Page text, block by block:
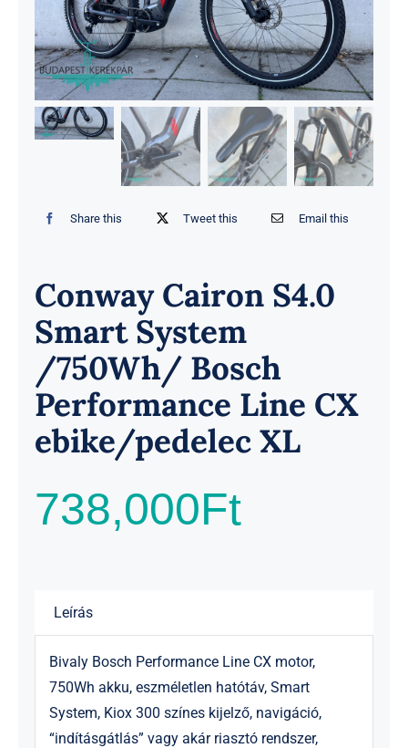
Share this Tweet this Email this
Conway Cairon S4.0
Smart System
/750Wh/ Bosch
Performance Line CX
ebike/pedelec XL
738,000Ft
Leírás
Bivaly Bosch Performance Line CX motor,
750Wh akku, eszméletlen hatótáv, Smart
System, Kiox 300 színes kijelző, navigáció,
“indításgátlás” vagy akár riasztó rendszer,